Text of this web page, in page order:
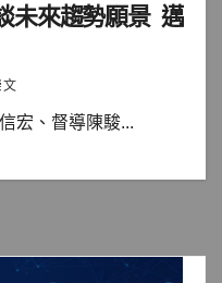
未來趨勢願景 邁
宏、督導陳駿...